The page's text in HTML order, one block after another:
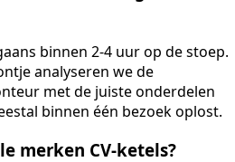
binnen 2-4 uur op de stoep.
analyseren we de
met de juiste onderdelen
binnen één bezoek oplost.
merken CV-ketels?